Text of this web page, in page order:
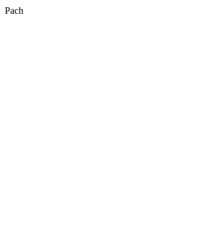
Pach